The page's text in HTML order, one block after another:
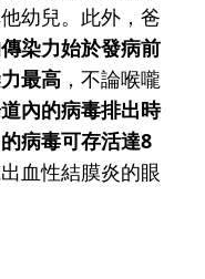
幼兒。此外，爸
染力始於發病前
最高 ，不論喉嚨
內的病毒排出時
病毒可存活達8
血性結膜炎的眼